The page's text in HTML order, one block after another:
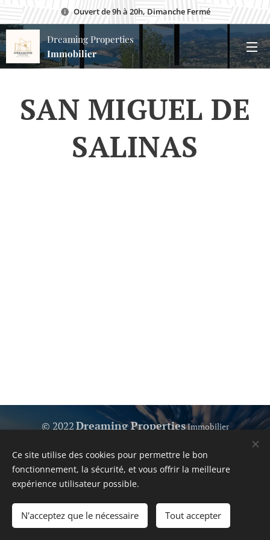
Ouvert de 9h à 20h, Dimanche Fermé
Dreaming Properties
Immobilier
SAN MIGUEL DE
SALINAS
© 2022Dreaming PropertiesImmobilier
Votre bien immobilier de confiance
Cookies
Svenska
Nederlands
Български
Deutsch
Ce site utilise des cookies pour permettre le bon
fonctionnement, la sécurité, et vous offrir la meilleure
expérience utilisateur possible.
N'acceptez que le nécessaire Tout accepter